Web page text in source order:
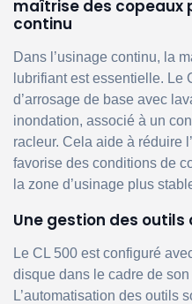
maîtrise des copeaux
continu
Dans l’usinage continu, la
lubrifiant est essentielle. Le
d’arrosage de base avec
inondation, associé à un
racleur. Cela aide à réduire
favorise des conditions de
la zone d’usinage plus
Une gestion des
Le CL 500 est configuré
disque dans le cadre de
L’automatisation des outils